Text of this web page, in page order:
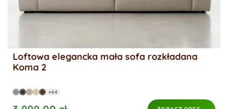
Loftowa elegancka mała sofa rozkładana
Koma 2
+64